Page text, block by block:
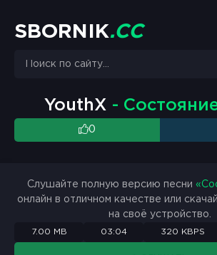
S BO R N K.CC
YouthX -
0
Слушайте полную версию песни
онлайн в отличном качестве или
на своё устройство.
7.00 MB 03:04 320 KBPS